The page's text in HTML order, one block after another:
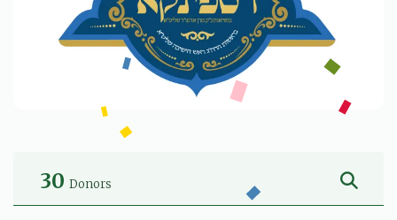
30 Donors